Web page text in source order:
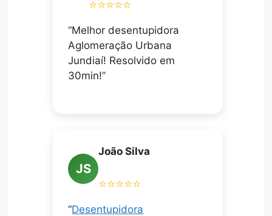
⭐⭐⭐⭐⭐
“Melhor desentupidora
Aglomeração Urbana
Jundiaí! Resolvido em
30min!”
JS
João Silva
⭐⭐⭐⭐⭐
“Desentupidora